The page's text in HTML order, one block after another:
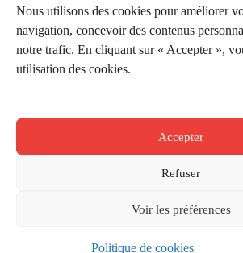
Nous utilisons des cookies pour améliorer
navigation, concevoir des contenus
notre trafic. En cliquant sur « Accepter »,
utilisation des cookies.
Accepter
Refuser
Voir les préférences
Politique de cookies
Réductions de la Carte Côté Courrier
Application